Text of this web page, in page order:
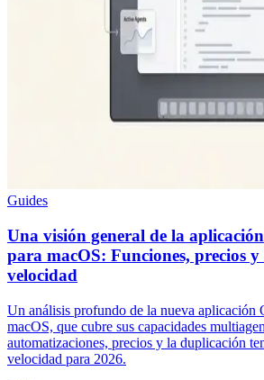
Guides
Una visión general de la
para macOS: Funciones, precios y
velocidad
Un análisis profundo de la nueva aplicación
macOS, que cubre sus capacidades
automatizaciones, precios y la duplicación
velocidad para 2026.